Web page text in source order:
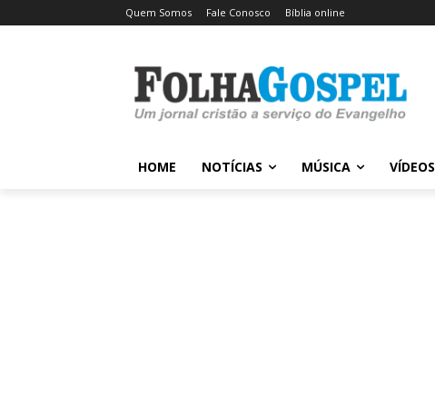
Quem Somos Fale Conosco Bíblia online
HOME NOTÍCIAS MÚSICA VÍDEOS